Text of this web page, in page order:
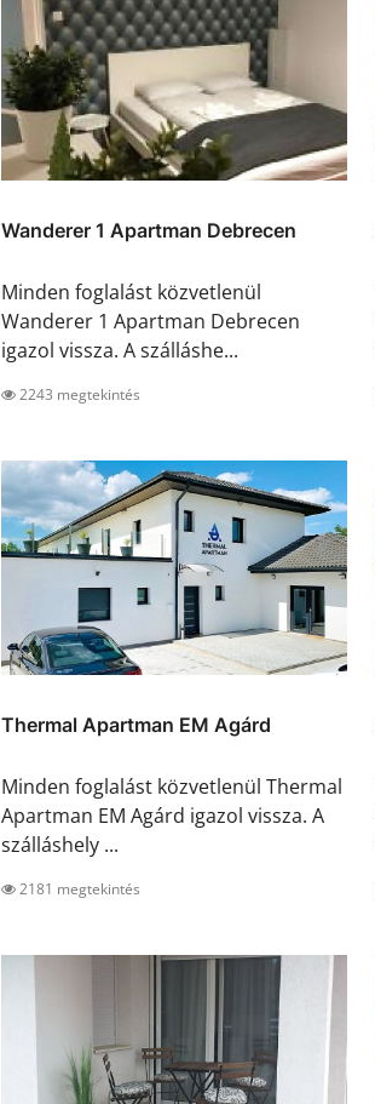
Wanderer 1 Apartman Debrecen
Minden foglalást közvetlenül
Wanderer 1 Apartman Debrecen
igazol vissza. A szálláshe...
2243 megtekintés
Thermal Apartman EM Agárd
Minden foglalást közvetlenül Thermal
Apartman EM Agárd igazol vissza. A
szálláshely ...
2181 megtekintés